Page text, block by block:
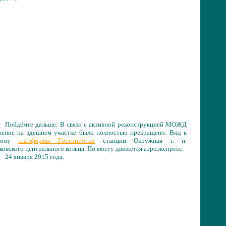
Пойдёмте дальше. В связи с активной реконструкцией МОЖД
на здешнем участке было полностью прекращено. Вид в
платформы Гостиничнаястанции Окружная т.
н.
центрального кольца. По мосту движется аэроэкспресс.
24 января 2015 года.